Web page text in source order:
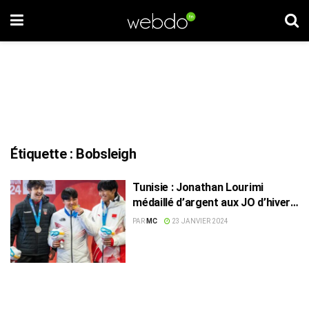
Étiquette : Bobsleigh
Tunisie : Jonathan Lourimi
médaillé d’argent aux JO d’hiver
de la Jeunesse
PAR MC 23 JANVIER 2024